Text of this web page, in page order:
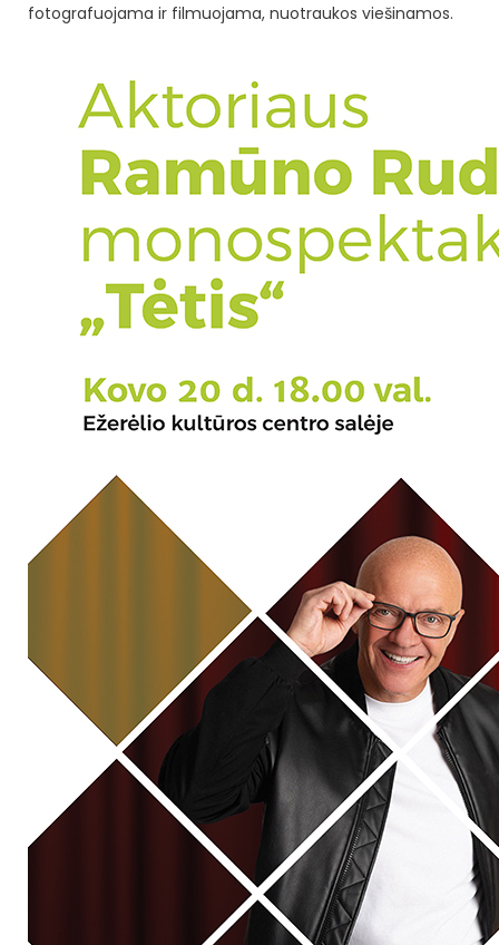
fotografuojama ir filmuojama, nuotraukos viešinamos.